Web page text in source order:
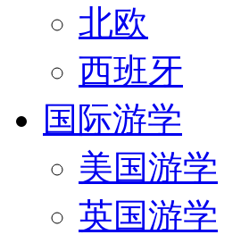
北欧
西班牙
国际游学
美国游学
英国游学